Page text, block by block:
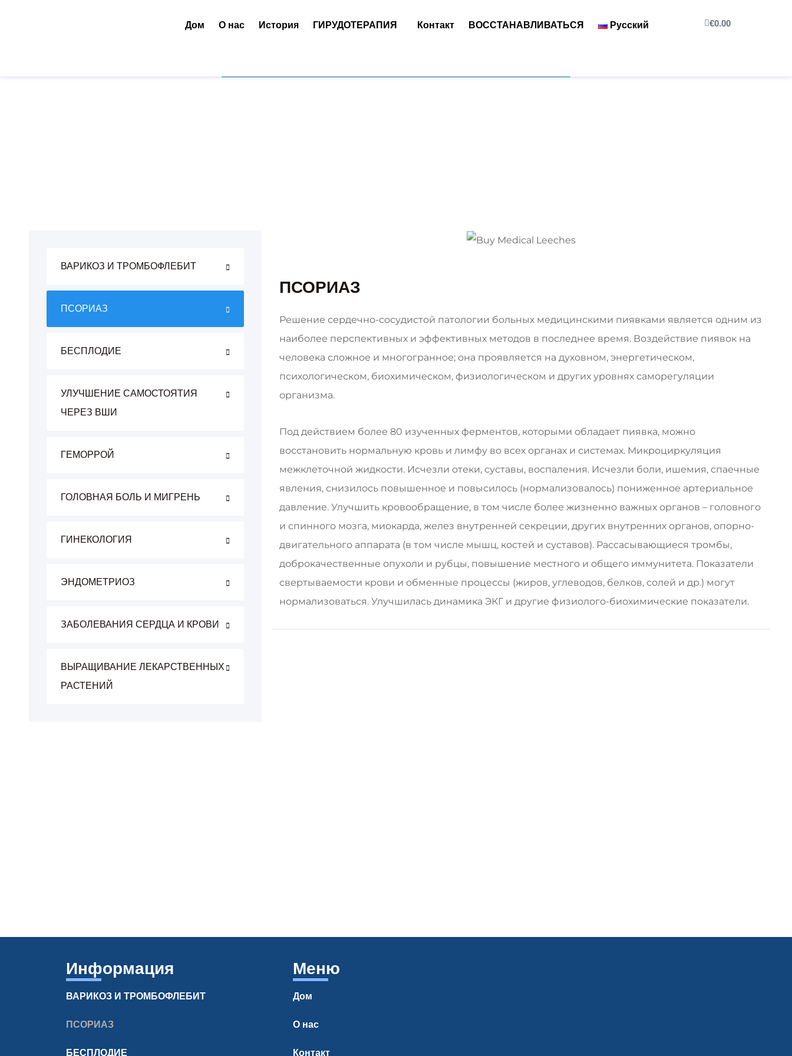
Дом О нас История ГИРУДОТЕРАПИЯ Контакт ВОССТАНАВЛИВАТЬСЯ Русский €0.00
ВАРИКОЗ И ТРОМБОФЛЕБИТ
ПСОРИАЗ
БЕСПЛОДИЕ
УЛУЧШЕНИЕ САМОСТОЯТИЯ
ЧЕРЕЗ ВШИ
ГЕМОРРОЙ
ГОЛОВНАЯ БОЛЬ И МИГРЕНЬ
ГИНЕКОЛОГИЯ
ЭНДОМЕТРИОЗ
ЗАБОЛЕВАНИЯ СЕРДЦА И КРОВИ
ВЫРАЩИВАНИЕ ЛЕКАРСТВЕННЫХ
РАСТЕНИЙ
ПСОРИАЗ
Решение сердечно-сосудистой патологии больных медицинскими пиявками является одним из
наиболее перспективных и эффективных методов в последнее время. Воздействие пиявок на
человека сложное и многогранное; она проявляется на духовном, энергетическом,
психологическом, биохимическом, физиологическом и других уровнях саморегуляции
организма.
Под действием более 80 изученных ферментов, которыми обладает пиявка, можно
восстановить нормальную кровь и лимфу во всех органах и системах. Микроциркуляция
межклеточной жидкости. Исчезли отеки, суставы, воспаления. Исчезли боли, ишемия, спаечные
явления, снизилось повышенное и повысилось (нормализовалось) пониженное артериальное
давление. Улучшить кровообращение, в том числе более жизненно важных органов – головного
и спинного мозга, миокарда, желез внутренней секреции, других внутренних органов, опорно-
двигательного аппарата (в том числе мышц, костей и суставов). Рассасывающиеся тромбы,
доброкачественные опухоли и рубцы, повышение местного и общего иммунитета. Показатели
свертываемости крови и обменные процессы (жиров, углеводов, белков, солей и др.) могут
нормализоваться. Улучшилась динамика ЭКГ и другие физиолого-биохимические показатели.
Информация
ВАРИКОЗ И ТРОМБОФЛЕБИТ
ПСОРИАЗ
БЕСПЛОДИЕ
Меню
Дом
О нас
Контакт